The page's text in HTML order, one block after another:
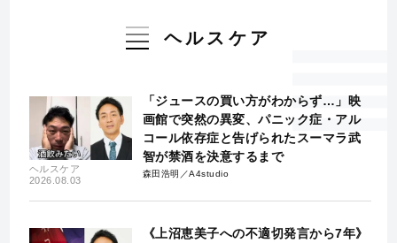
ヘルスケア
ヘルスケア
2026.08.03
「ジュースの買い方がわからず…」映
画館で突然の異変、パニック症・アル
コール依存症と告げられたスーマラ武
智が禁酒を決意するまで
森田浩明／A4studio
《上沼恵美子への不適切発言から7年》